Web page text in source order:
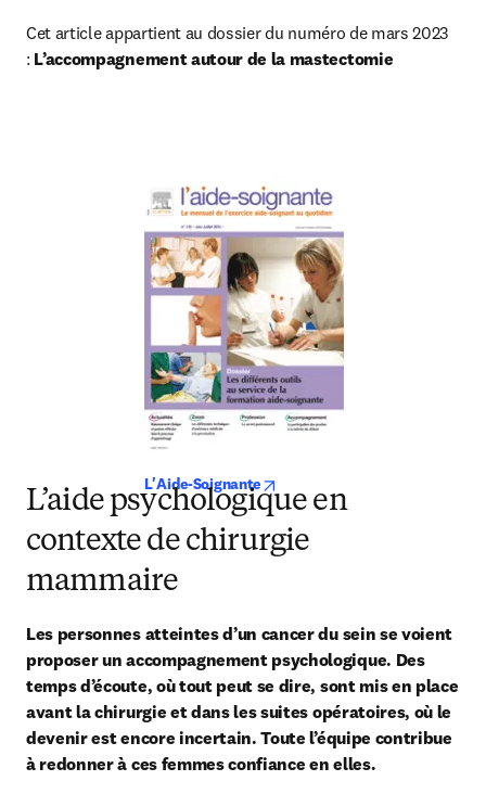
Cet article appartient au dossier du numéro de mars 2023
: L’accompagnement autour de la mastectomie
L'Aide-Soignante
L’aide psychologique en
contexte de chirurgie
mammaire
Les personnes atteintes d’un cancer du sein se voient
proposer un accompagnement psychologique. Des
temps d’écoute, où tout peut se dire, sont mis en place
avant la chirurgie et dans les suites opératoires, où le
devenir est encore incertain. Toute l’équipe contribue
à redonner à ces femmes confiance en elles.